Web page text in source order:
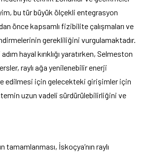
bu tür büyük ölçekli entegrasyon
önce kapsamlı fizibilite çalışmaları ve
gerekliliğini vurgulamaktadır.
hayal kırıklığı yaratırken, Selmeston
raylı ağa yenilenebilir enerji
edilmesi için gelecekteki girişimler için
uzun vadeli sürdürülebilirliğini ve
İskoçya’nın raylı